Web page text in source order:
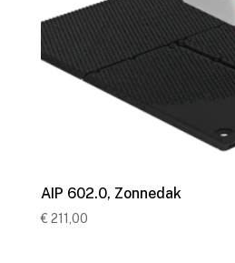
AIP 602.0, Zonnedak
€ 211,00